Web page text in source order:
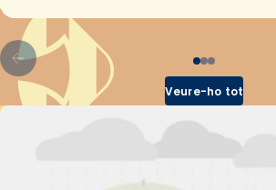
Veure-ho tot